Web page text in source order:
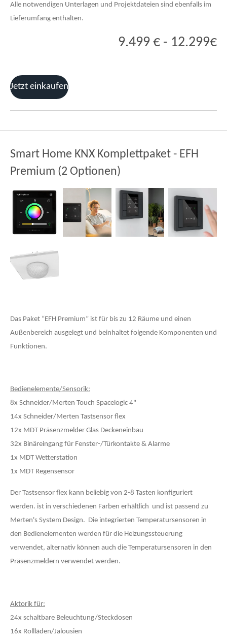
Alle notwendigen Unterlagen und Projektdateien sind ebenfalls im
Lieferumfang enthalten.
9.499 € - 12.299€
Jetzt einkaufen
Smart Home KNX Komplettpaket - EFH
Premium (2 Optionen)
Das Paket “EFH Premium” ist für bis zu 12 Räume und einen
Außenbereich ausgelegt und beinhaltet folgende Komponenten und
Funktionen.
Bedienelemente/Sensorik:
8x Schneider/Merten Touch Spacelogic 4"
14x Schneider/Merten Tastsensor flex
12x MDT Präsenzmelder Glas Deckeneinbau
32x Binäreingang für Fenster-/Türkontakte & Alarme
1x MDT Wetterstation
1x MDT Regensensor
Der Tastsensor flex kann beliebig von 2-8 Tasten konfiguriert
werden. ist in verschiedenen Farben erhältlich und ist passend zu
Merten's System Design. Die integrierten Temperatursensoren in
den Bedienelementen werden für die Heizungssteuerung
verwendet, alternativ können auch die Temperatursensoren in den
Präsenzmeldern verwendet werden.
Aktorik für:
24x schaltbare Beleuchtung/Steckdosen
16x Rollläden/Jalousien